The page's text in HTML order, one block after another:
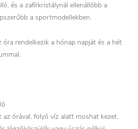
és a zafírkristálynál ellenállóbb a
a sportmodellekben.
rendelkezik a hónap napját és a hét
órával, folyó víz alatt moshat kezet.